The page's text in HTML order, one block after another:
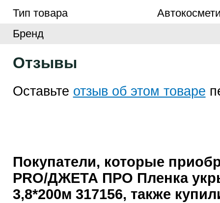
Тип товара
Бренд
Отзывы
Оставьте отзыв об этом товаре
Покупатели, которые
PRO/ДЖЕТА ПРО Пленка
3,8*200м 317156, также